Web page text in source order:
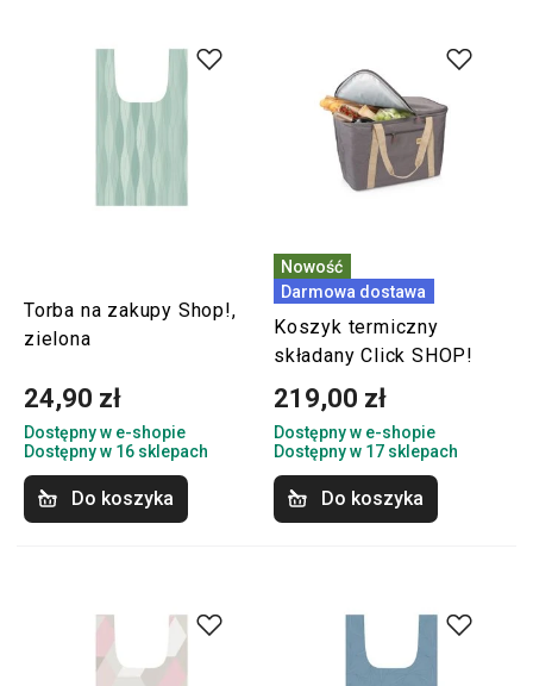
Torba na zakupy Shop!,
zielona
24,90 zł
Dostępny w e-shopie
Dostępny w 16 sklepach
Do koszyka
Nowość
Darmowa dostawa
Koszyk termiczny
składany Click SHOP!
219,00 zł
Dostępny w e-shopie
Dostępny w 17 sklepach
Do koszyka